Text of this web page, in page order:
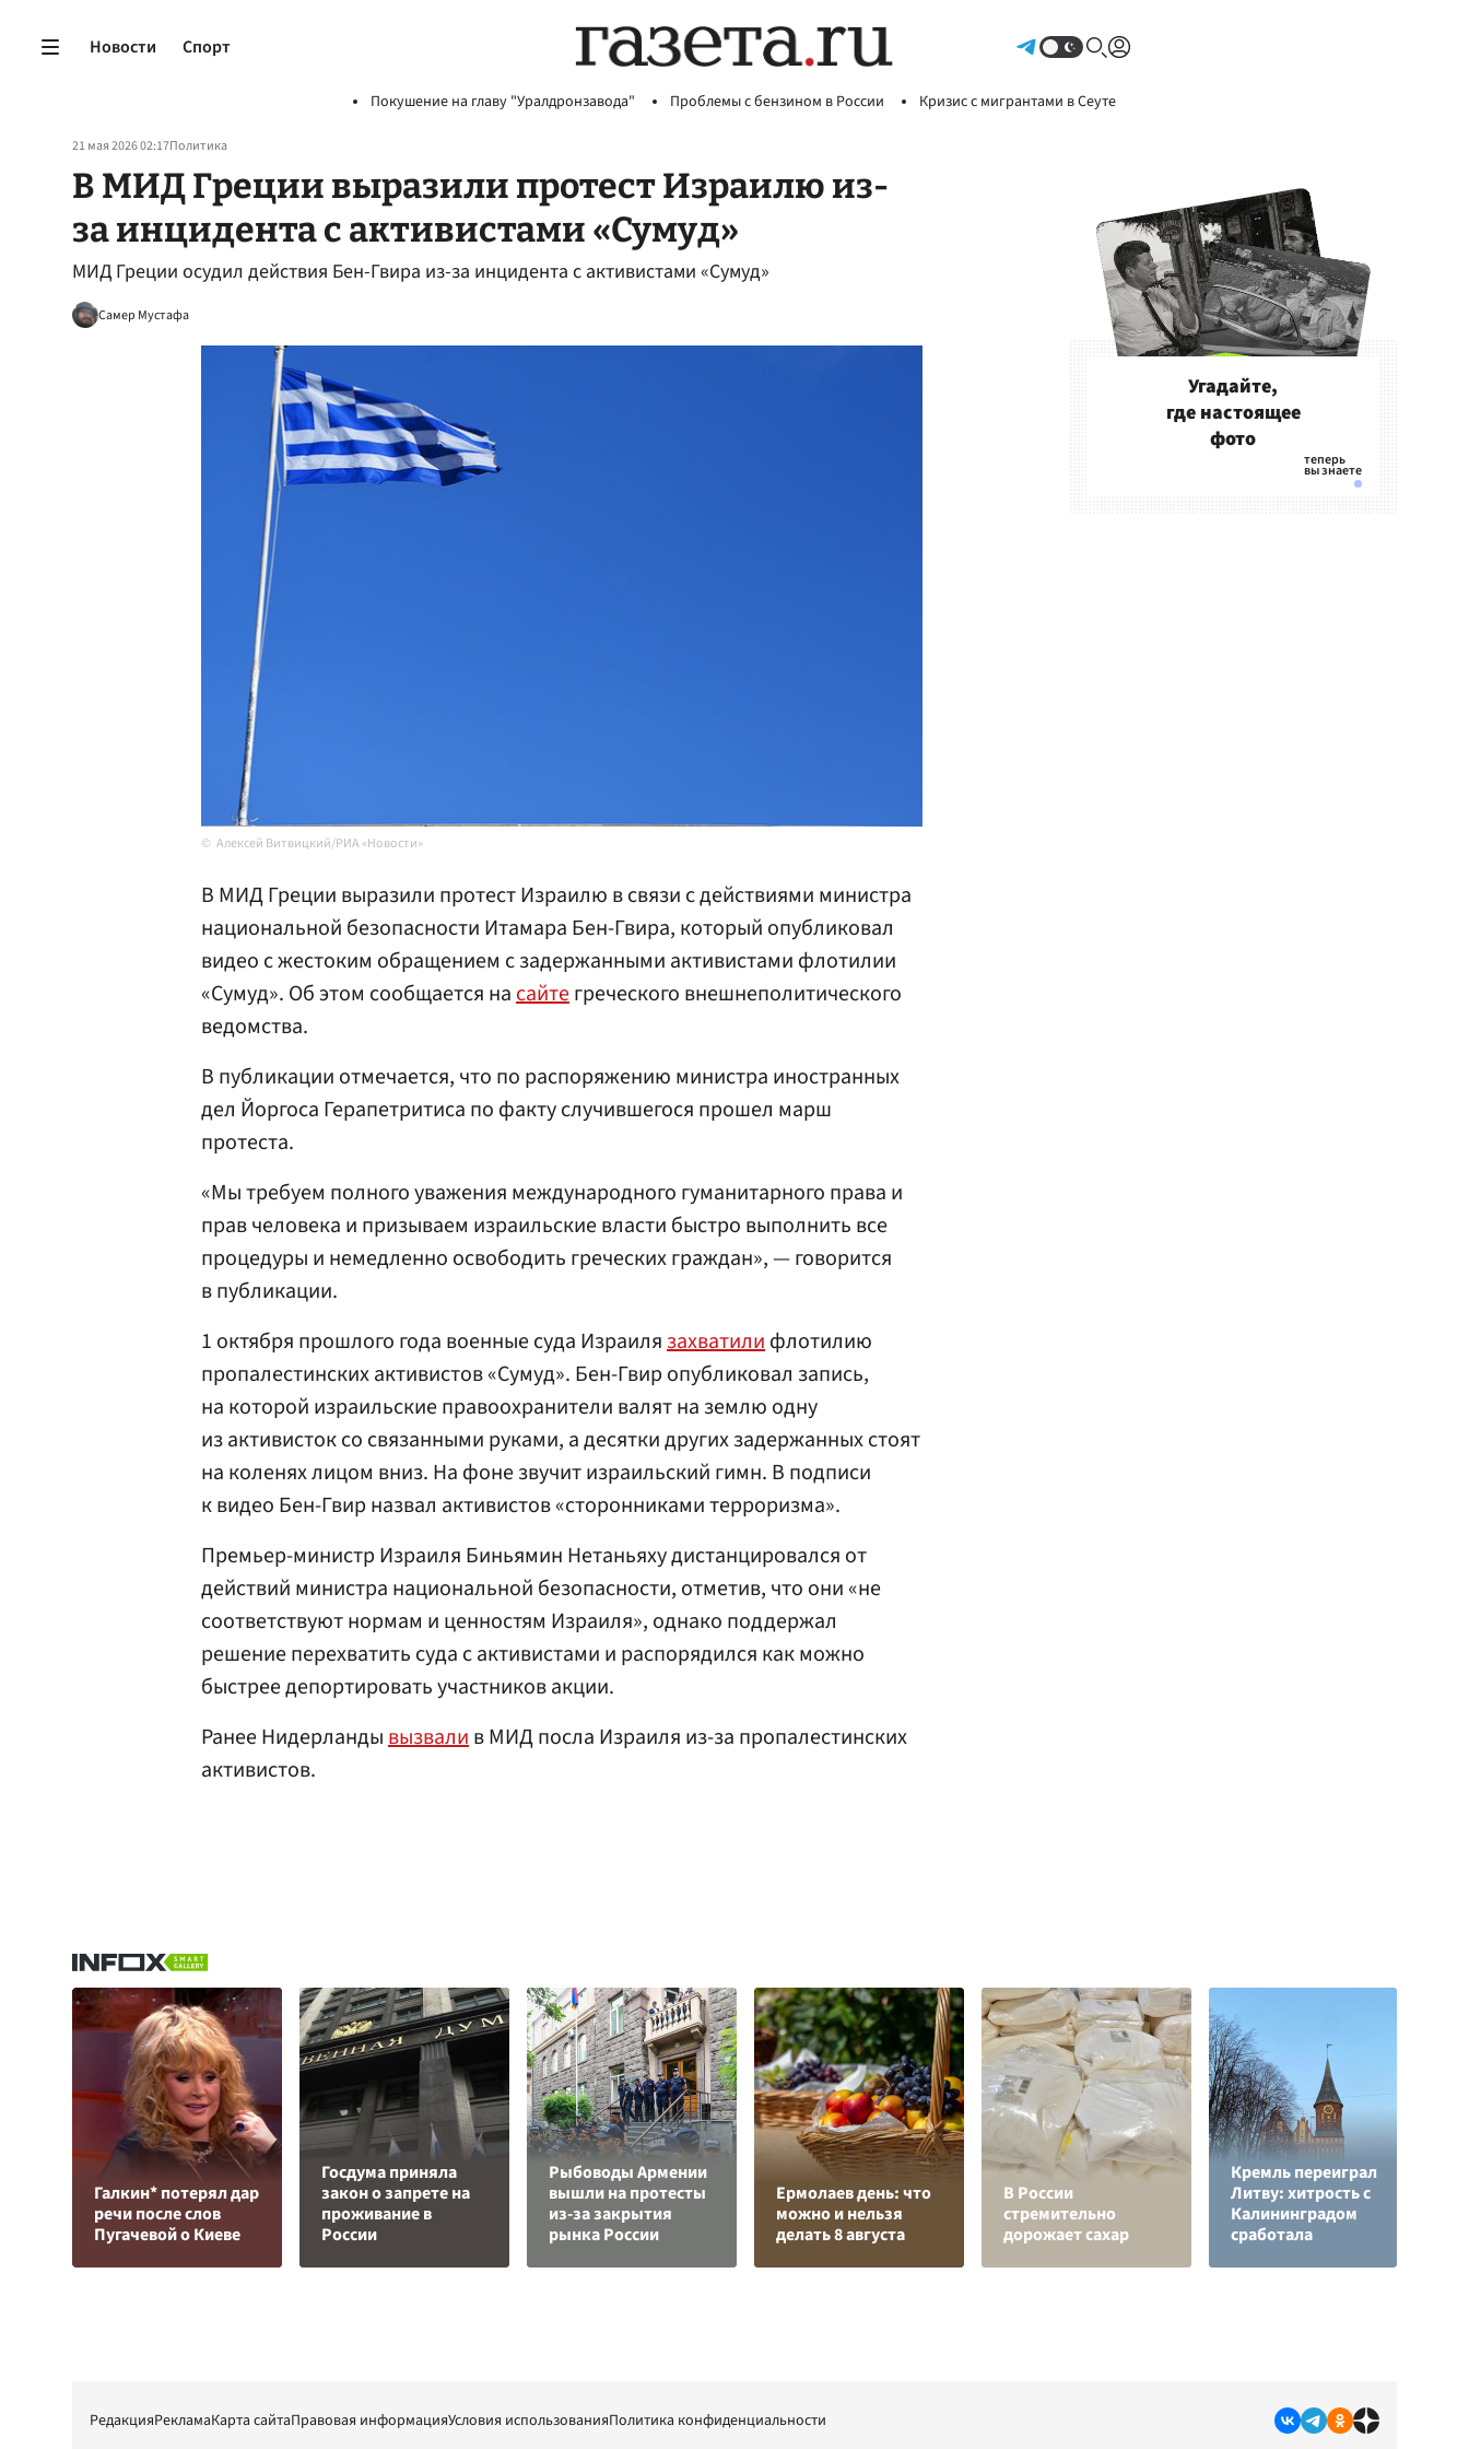
Новости Спорт
Покушение на главу "Уралдронзавода" Проблемы с бензином в России Кризис с мигрантами в Сеуте
21 мая 2026 02:17Политика
В МИД Греции выразили протест Израилю из-
за инцидента с активистами «Сумуд»
МИД Греции осудил действия Бен-Гвира из-за инцидента с активистами «Сумуд»
Самер Мустафа
Алексей Витвицкий/РИА «Новости»
В МИД Греции выразили протест Израилю в связи с действиями министра
национальной безопасности Итамара Бен-Гвира, который опубликовал
видео с жестоким обращением с задержанными активистами флотилии
«Сумуд». Об этом сообщается насайтегреческого внешнеполитического
ведомства.
В публикации отмечается, что по распоряжению министра иностранных
дел Йоргоса Герапетритиса по факту случившегося прошел марш
протеста.
«Мы требуем полного уважения международного гуманитарного права и
прав человека и призываем израильские власти быстро выполнить все
процедуры и немедленно освободить греческих граждан», — говорится
в публикации.
1 октября прошлого года военные суда Израилязахватилифлотилию
пропалестинских активистов «Сумуд». Бен-Гвир опубликовал запись,
на которой израильские правоохранители валят на землю одну
из активисток со связанными руками, а десятки других задержанных стоят
на коленях лицом вниз. На фоне звучит израильский гимн. В подписи
к видео Бен-Гвир назвал активистов «сторонниками терроризма».
Премьер-министр Израиля Биньямин Нетаньяху дистанцировался от
действий министра национальной безопасности, отметив, что они «не
соответствуют нормам и ценностям Израиля», однако поддержал
решение перехватить суда с активистами и распорядился как можно
быстрее депортировать участников акции.
Ранее Нидерландывызвалив МИД посла Израиля из-за пропалестинских
активистов.
Угадайте,
где настоящее
фото
Галкин* потерял дар
речи после слов
Пугачевой о Киеве
Госдума приняла
закон о запрете на
проживание в
России
Рыбоводы Армении
вышли на протесты
из-за закрытия
рынка России
Ермолаев день: что
можно и нельзя
делать 8 августа
В России
стремительно
дорожает сахар
Кремль переиграл
Литву: хитрость с
Калининградом
сработала
РедакцияРекламаКарта сайтаПравовая информацияУсловия использованияПолитика конфиденциальности